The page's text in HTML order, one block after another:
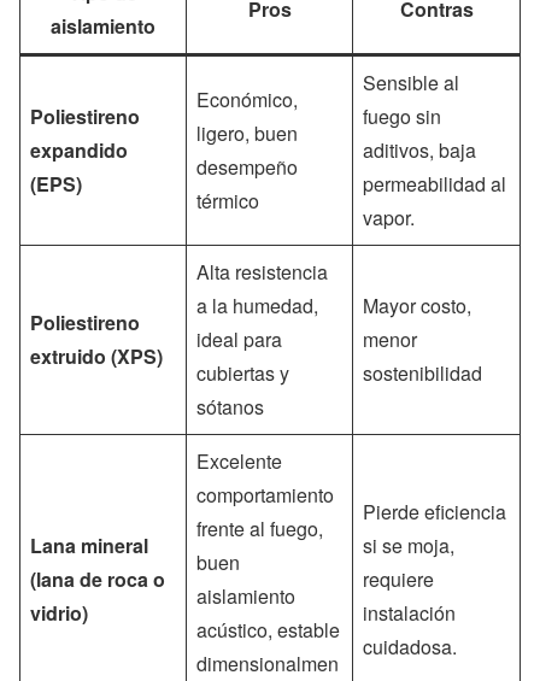
aislamiento
Pros Contras
Poliestireno
expandido
(EPS)
Económico,
ligero, buen
desempeño
térmico
Sensible al
fuego sin
aditivos, baja
permeabilidad al
vapor.
Poliestireno
extruido (XPS)
Alta resistencia
a la humedad,
ideal para
cubiertas y
sótanos
Mayor costo,
menor
sostenibilidad
Lana mineral
(lana de roca o
vidrio)
Excelente
comportamiento
frente al fuego,
buen
aislamiento
acústico, estable
dimensionalmen
Pierde eficiencia
si se moja,
requiere
instalación
cuidadosa.